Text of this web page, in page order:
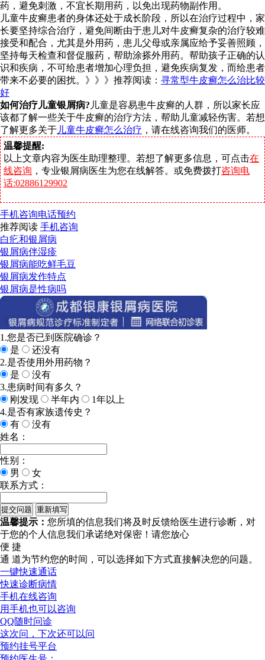
药，避免刺激，不宜长期用药，以免出现药物副作用。
儿童牛皮癣患者的身体还处于成长阶段，所以在治疗过程中，家
长要坚持综合治疗，避免间断由于患儿对牛皮癣复杂的治疗较难
接受和配合，尤其是外用药，患儿父母或亲属应给予妥善照顾，
坚持每天检查和督促服药，帮助涂搽外用药。帮助孩子正确的认
识和疾病，不可给患者增加心理负担，避免疾病复发，而给患者
带来不必要的困扰。》》》推荐阅读： 寻常型牛皮癣怎么治比较
好
如何治疗儿童银屑病? 儿童是容易患牛皮癣的人群，所以家长应
该都了解一些关于牛皮癣的治疗方法，帮助儿童减轻伤害。若想
了解更多关于 儿童牛皮癣怎么治疗 ，请在线咨询我们的医师。
温馨提醒:
以上文章内容为医生助理整理。若想了解更多信息，可点击在
线咨询 ，专业银屑病医生为您在线解答。或免费拨打咨询电
话:02886129902
手机咨询电话预约
推荐阅读 手机咨询
白疕和银屑病
银屑病伴湿疹
银屑病能吃鲜毛豆
银屑病发作特点
银屑病是性病吗
1.您是否已到医院确诊？
是
还没有
2.是否使用外用药物？
是
没有
3.患病时间有多久？
刚发现
半年内
1年以上
4.是否有家族遗传史？
有
没有
姓名：
性别：
男
女
联系方式：
温馨提示： 您所填的信息我们将及时反馈给医生进行诊断，对
于您的个人信息我们承诺绝对保密！请您放心
便 捷
通 道为节约您的时间，可以选择如下方式直接解决您的问题。
一键快速通话
快速诊断病情
手机在线咨询
用手机也可以咨询
QQ随时问诊
这次问，下次还可以问
预约挂号平台